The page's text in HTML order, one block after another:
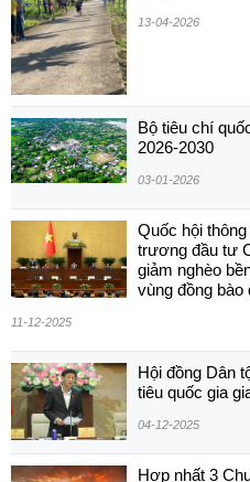
13-04-2026
Bộ tiêu chí
2026-2030
03-01-2026
Quốc hội
trương đầu tư
giảm nghèo
vùng đồng bào
11-12-2025
Hội đồng Dân
tiêu quốc gia
04-12-2025
Hợp nhất 3